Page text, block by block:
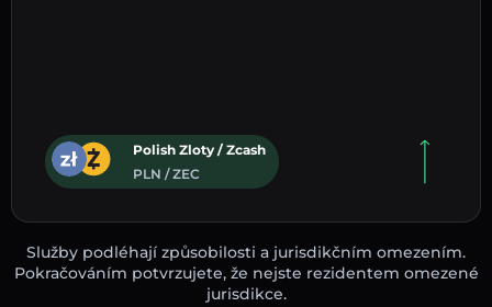
Polish Zloty / Zcash
PLN / ZEC
Služby podléhají způsobilosti a jurisdikčním omezením.
Pokračováním potvrzujete, že nejste rezidentem omezené
jurisdikce.